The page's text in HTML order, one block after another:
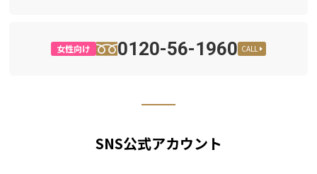
女性向け 0120-56-1960 CALL
SNS公式アカウント